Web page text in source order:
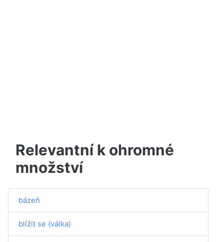
Relevantní k ohromné
množství
bázeň
blížit se (válka)